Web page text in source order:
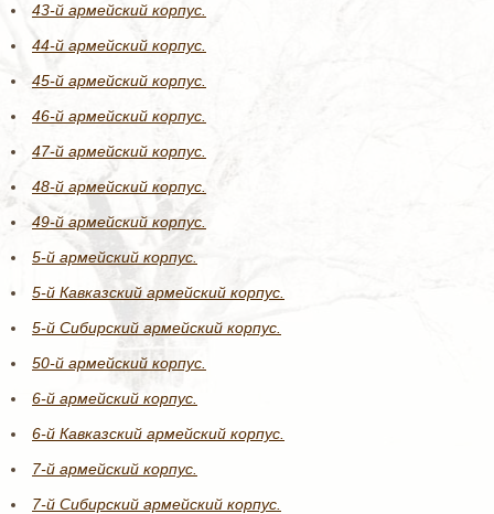
43-й армейский корпус.
44-й армейский корпус.
45-й армейский корпус.
46-й армейский корпус.
47-й армейский корпус.
48-й армейский корпус.
49-й армейский корпус.
5-й армейский корпус.
5-й Кавказский армейский корпус.
5-й Сибирский армейский корпус.
50-й армейский корпус.
6-й армейский корпус.
6-й Кавказский армейский корпус.
7-й армейский корпус.
7-й Сибирский армейский корпус.